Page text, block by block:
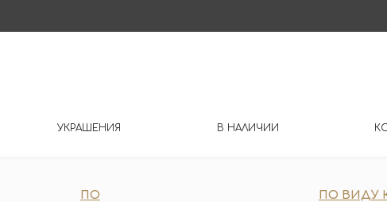
УКРАШЕНИЯ В НАЛИЧИИ
ПО
ПО ВИДУ